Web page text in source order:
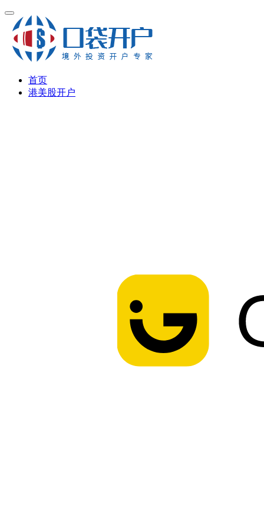
首页
港美股开户